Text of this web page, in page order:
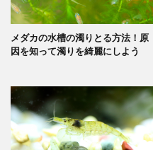
メダカの水槽の濁りとる方法！原
因を知って濁りを綺麗にしよう